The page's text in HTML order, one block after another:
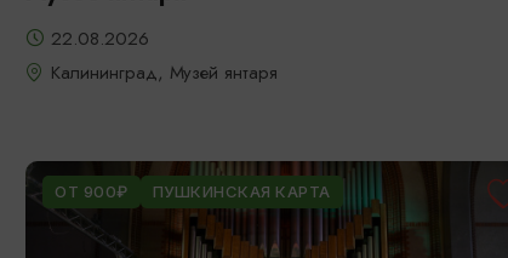
22.08.2026
Калининград, Музей янтаря
ОТ 900₽ ПУШКИНСКАЯ КАРТА